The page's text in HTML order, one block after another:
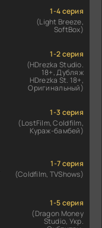
1-4 серия
(Light Breeze,
SoftBox)
1-2 серия
(HDrezka Studio.
18+, Дубляж
HDrezka St. 18+,
Оригинальный)
1-3 серия
(LostFilm, Coldfilm,
Кураж-бамбей)
1-7 серия
(Coldfilm, TVShows)
1-5 серия
(Dragon Money
Studio, Укр.